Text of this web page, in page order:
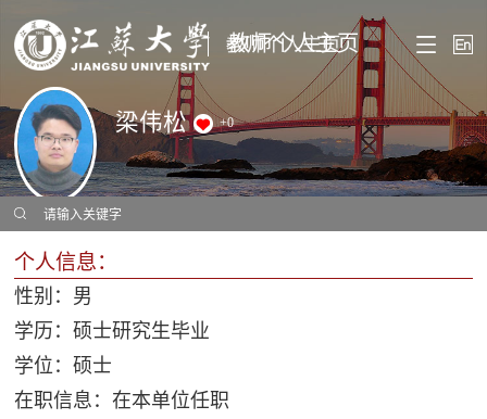
教师个人主页
梁伟松 +0
个人信息：
性别：男
学历：硕士研究生毕业
学位：硕士
在职信息：在本单位任职